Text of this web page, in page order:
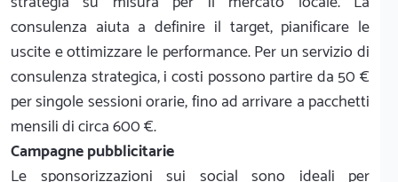
consulenza aiuta a definire il target, pianificare le
uscite e ottimizzare le performance. Per un servizio di
consulenza strategica, i costi possono partire da 50 €
per singole sessioni orarie, fino ad arrivare a pacchetti
mensili di circa 600 €.
Campagne pubblicitarie
Le sponsorizzazioni sui social sono ideali per